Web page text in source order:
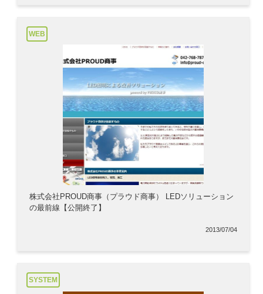
WEB
株式会社PROUD商事（プラウド商事） LEDソリューション
の最前線【公開終了】
2013/07/04
SYSTEM